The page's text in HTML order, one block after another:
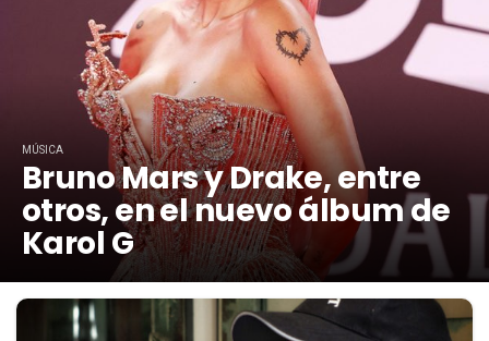
MÚSICA
Bruno Mars y Drake, entre
otros, en el nuevo álbum de
Karol G